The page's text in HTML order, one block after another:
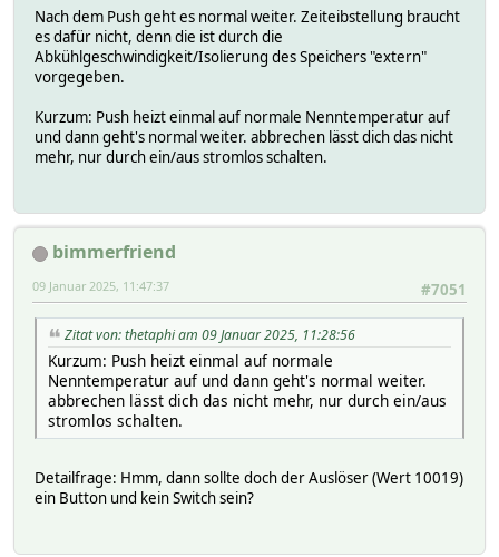
Nach dem Push geht es normal weiter. Zeiteibstellung braucht
es dafür nicht, denn die ist durch die
Abkühlgeschwindigkeit/Isolierung des Speichers "extern"
vorgegeben.
Kurzum: Push heizt einmal auf normale Nenntemperatur auf
und dann geht's normal weiter. abbrechen lässt dich das nicht
mehr, nur durch ein/aus stromlos schalten.
bimmerfriend
#7051
09 Januar 2025, 11:47:37
Zitat von: thetaphi am 09 Januar 2025, 11:28:56
Kurzum: Push heizt einmal auf normale
Nenntemperatur auf und dann geht's normal weiter.
abbrechen lässt dich das nicht mehr, nur durch ein/aus
stromlos schalten.
Detailfrage: Hmm, dann sollte doch der Auslöser (Wert 10019)
ein Button und kein Switch sein?